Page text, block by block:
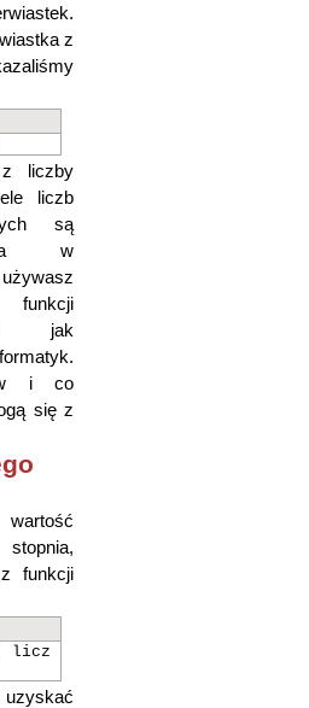
z
z liczby
liczb
są
w
jak
i co
się z
funkcji
licz